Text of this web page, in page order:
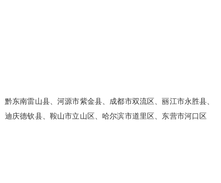
黔东南雷山县、河源市紫金县、成都市双流区、丽江市永胜县、
迪庆德钦县、鞍山市立山区、哈尔滨市道里区、东营市河口区